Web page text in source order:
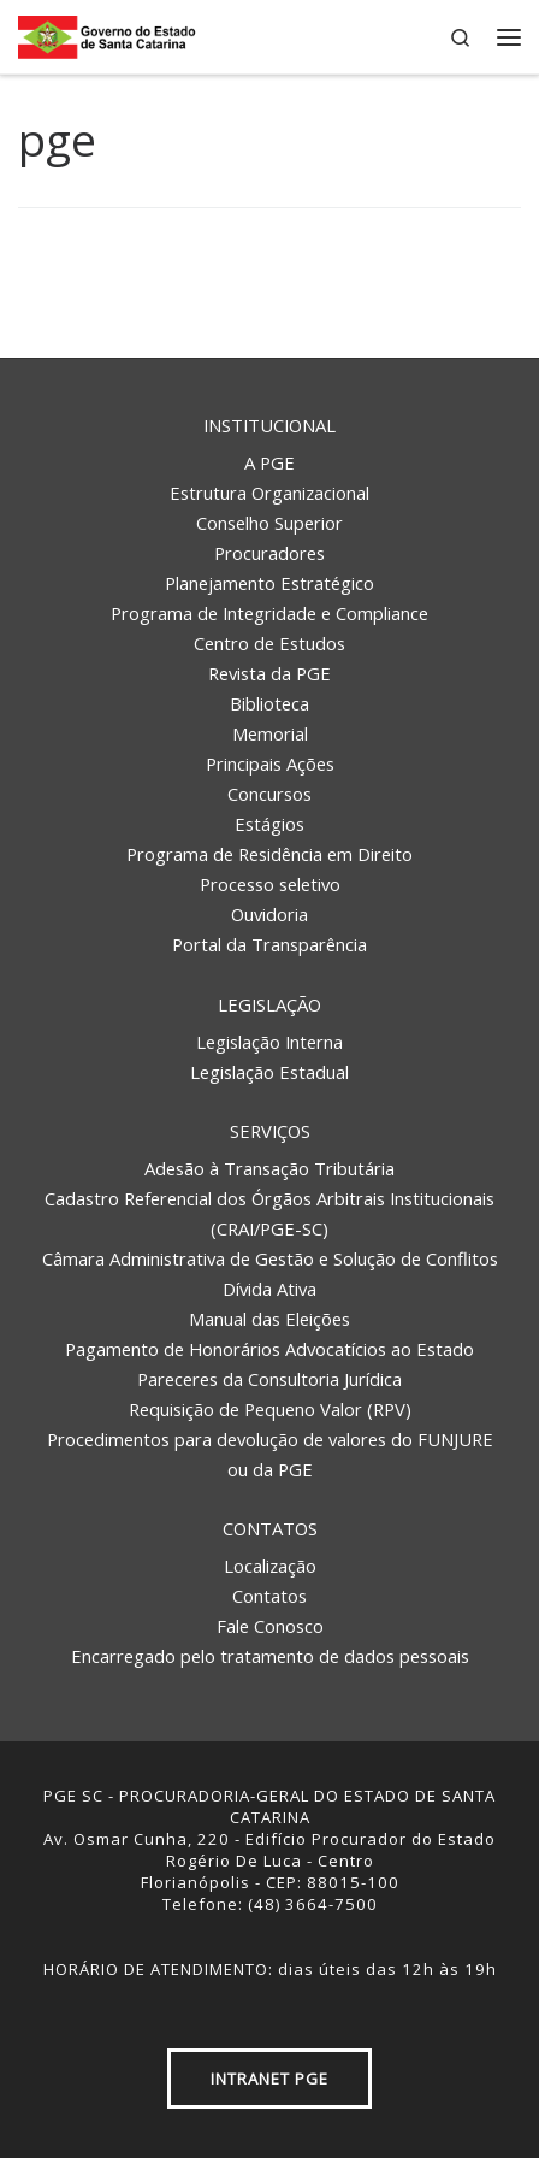
Skip to content
Search
pge
INSTITUCIONAL
A PGE
Estrutura Organizacional
Conselho Superior
Procuradores
Planejamento Estratégico
Programa de Integridade e Compliance
Centro de Estudos
Revista da PGE
Biblioteca
Memorial
Principais Ações
Concursos
Estágios
Programa de Residência em Direito
Processo seletivo
Ouvidoria
Portal da Transparência
LEGISLAÇÃO
Legislação Interna
Legislação Estadual
SERVIÇOS
Adesão à Transação Tributária
Cadastro Referencial dos Órgãos Arbitrais Institucionais
(CRAI/PGE-SC)
Câmara Administrativa de Gestão e Solução de Conflitos
Dívida Ativa
Manual das Eleições
Pagamento de Honorários Advocatícios ao Estado
Pareceres da Consultoria Jurídica
Requisição de Pequeno Valor (RPV)
Procedimentos para devolução de valores do FUNJURE
ou da PGE
CONTATOS
Localização
Contatos
Fale Conosco
Encarregado pelo tratamento de dados pessoais
PGE SC - PROCURADORIA-GERAL DO ESTADO DE SANTA
CATARINA
Av. Osmar Cunha, 220 - Edifício Procurador do Estado
Rogério De Luca - Centro
Florianópolis - CEP: 88015-100
Telefone: (48) 3664-7500
HORÁRIO DE ATENDIMENTO: dias úteis das 12h às 19h
INTRANET PGE